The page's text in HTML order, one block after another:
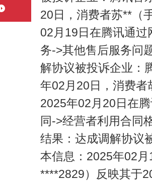
20日，消费者苏**（
02月19日在腾讯通
务->其他售后服务问
解协议被投诉企业：
年02月20日，消费
2025年02月20日在
同->经营者利用合同
结果：达成调解协议
本信息：2025年02
****2829）反映其于